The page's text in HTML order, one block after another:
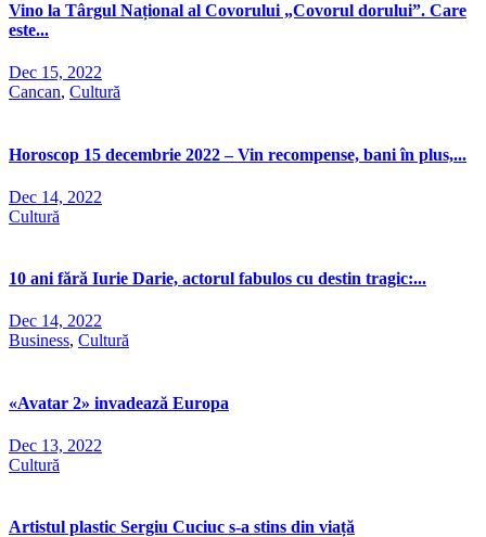
Vino la Târgul Național al Covorului „Covorul dorului”. Care
este...
Dec 15, 2022
Cancan, Cultură
Horoscop 15 decembrie 2022 – Vin recompense, bani în plus,...
Dec 14, 2022
Cultură
10 ani fără Iurie Darie, actorul fabulos cu destin tragic:...
Dec 14, 2022
Business, Cultură
«Avatar 2» invadează Europa
Dec 13, 2022
Cultură
Artistul plastic Sergiu Cuciuc s-a stins din viață